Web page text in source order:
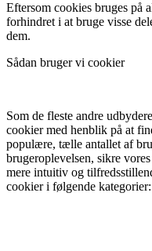
Eftersom cookies bruges på
forhindret i at bruge visse
dem.
Sådan bruger vi cookier
Som de fleste andre
cookier med henblik på at
populære, tælle antallet af
brugeroplevelsen, sikre
mere intuitiv og
cookier i følgende kategorier: